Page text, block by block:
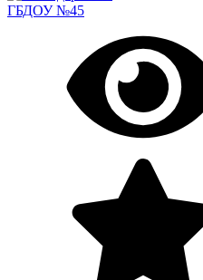
ГБДОУ №45